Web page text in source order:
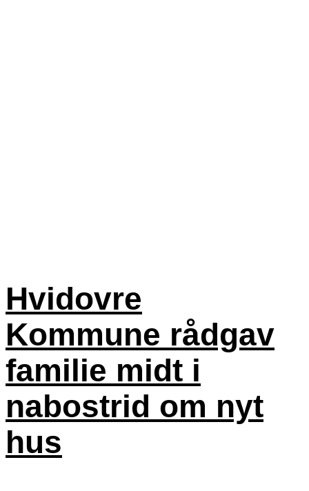
Hvidovre
Kommune rådgav
familie midt i
nabostrid om nyt
hus